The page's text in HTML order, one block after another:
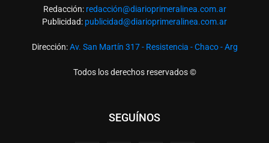
Redacción: redacción@diarioprimeralinea.com.ar
Publicidad: publicidad@diarioprimeralinea.com.ar
Dirección:Av. San Martín 317 - Resistencia - Chaco - Arg
Todos los derechos reservados ©
SEGUÍNOS